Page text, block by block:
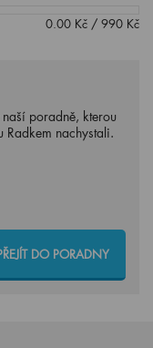
0.00 Kč / 990 Kč
poradně, kterou
Radkem nachystali.
DO PORADNY